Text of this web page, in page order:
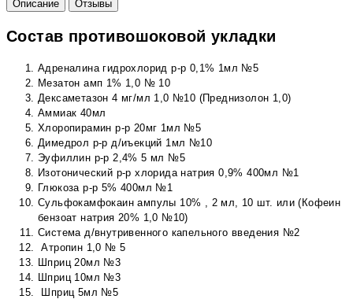
Описание
Отзывы
Состав противошоковой укладки
Адреналина гидрохлорид р-р 0,1% 1мл №5
Мезатон амп 1% 1,0 № 10
Дексаметазон 4 мг/мл 1,0 №10 (Преднизолон 1,0)
Аммиак 40мл
Хлоропирамин р-р 20мг 1мл №5
Димедрол р-р д/иъекций 1мл №10
Эуфиллин р-р 2,4% 5 мл №5
Изотонический р-р хлорида натрия 0,9% 400мл №1
Глюкоза р-р 5% 400мл №1
Сульфокамфокаин ампулы 10% , 2 мл, 10 шт. или (Кофеин
бензоат натрия 20% 1,0 №10)
Система д/внутривенного капельного введения №2
Атропин 1,0 № 5
Шприц 20мл №3
Шприц 10мл №3
Шприц 5мл №5